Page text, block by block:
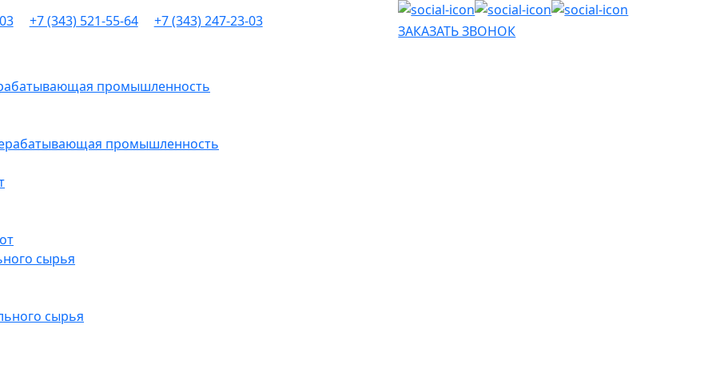
промышленность
сырья
+7 (343) 521-55-64 +7 (343) 247-23-03
ЗАКАЗАТЬ ЗВОНОК
промышленность
сырья